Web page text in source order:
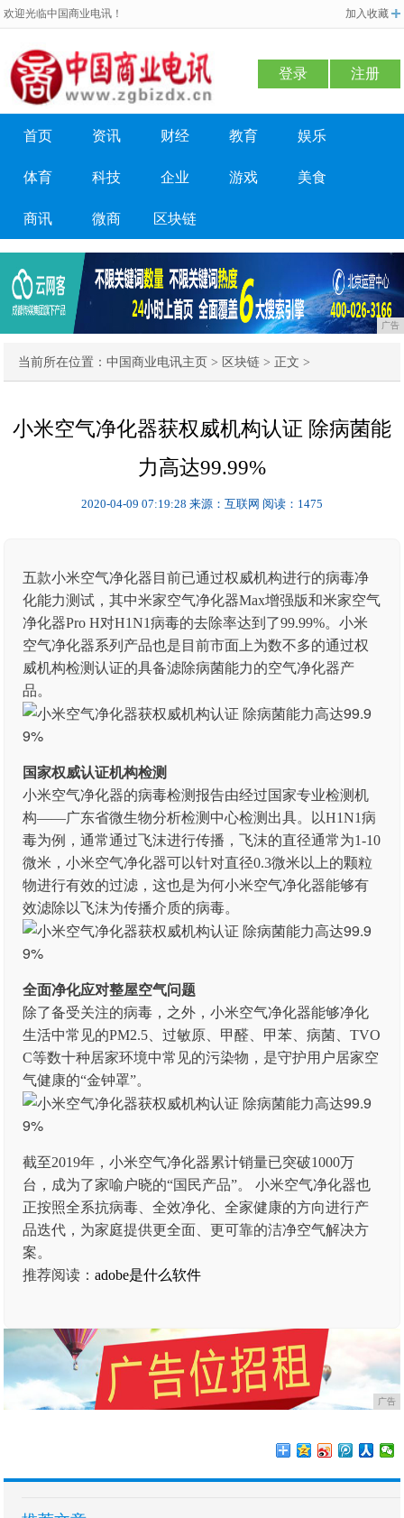
欢迎光临中国商业电讯！ 加入收藏
登录 注册
首页 资讯 财经 教育 娱乐
体育 科技 企业 游戏 美食
商讯 微商 区块链
广告
当前所在位置：中国商业电讯主页 > 区块链 > 正文 >
小米空气净化器获权威机构认证 除病菌能
力高达99.99%
2020-04-09 07:19:28 来源：互联网 阅读：1475
五款小米空气净化器目前已通过权威机构进行的病毒净
化能力测试，其中米家空气净化器Max增强版和米家空气
净化器Pro H对H1N1病毒的去除率达到了99.99%。小米
空气净化器系列产品也是目前市面上为数不多的通过权
威机构检测认证的具备滤除病菌能力的空气净化器产
品。
国家权威认证机构检测
小米空气净化器的病毒检测报告由经过国家专业检测机
构——广东省微生物分析检测中心检测出具。以H1N1病
毒为例，通常通过飞沫进行传播，飞沫的直径通常为1-10
微米，小米空气净化器可以针对直径0.3微米以上的颗粒
物进行有效的过滤，这也是为何小米空气净化器能够有
效滤除以飞沫为传播介质的病毒。
全面净化应对整屋空气问题
除了备受关注的病毒，之外，小米空气净化器能够净化
生活中常见的PM2.5、过敏原、甲醛、甲苯、病菌、TVO
C等数十种居家环境中常见的污染物，是守护用户居家空
气健康的“金钟罩”。
截至2019年，小米空气净化器累计销量已突破1000万
台，成为了家喻户晓的“国民产品”。 小米空气净化器也
正按照全系抗病毒、全效净化、全家健康的方向进行产
品迭代，为家庭提供更全面、更可靠的洁净空气解决方
案。
推荐阅读：adobe是什么软件
广告